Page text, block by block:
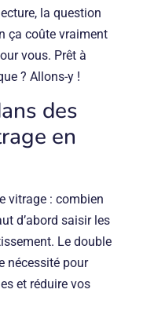
la question
ça coûte vraiment
vous. Prêt à
? Allons-y !
des
en
vitrage : combien
d’abord saisir les
Le double
nécessité pour
et réduire vos